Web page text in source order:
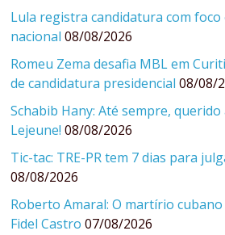
Lula registra candidatura com
nacional 08/08/2026
Romeu Zema desafia MBL em
de candidatura presidencial 08/08/
Schabib Hany: Até sempre,
Lejeune! 08/08/2026
Tic-tac: TRE-PR tem 7 dias para
08/08/2026
Roberto Amaral: O martírio
Fidel Castro 07/08/2026